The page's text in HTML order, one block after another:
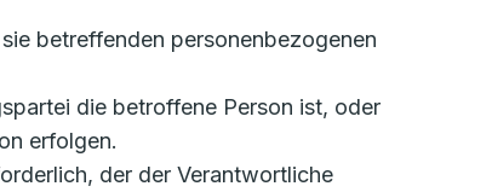
betreffenden personenbezogenen
die betroffene Person ist, oder
erfolgen.
der der Verantwortliche